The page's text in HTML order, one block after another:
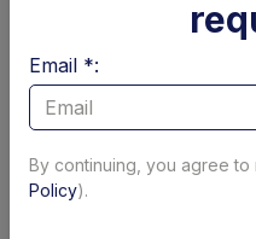
Cilindro di
brandeggio Zepro
ZNU-75-110 (SA)
Email *:
By continuing, you agree
Policy).